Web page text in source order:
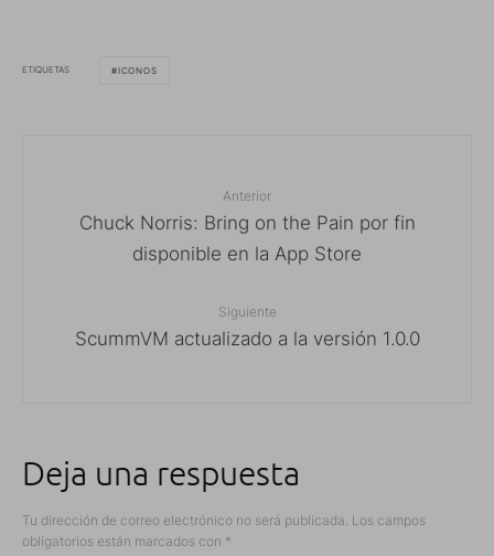
ETIQUETAS ICONOS
Anterior
Chuck Norris: Bring on the Pain por fin
disponible en la App Store
Siguiente
ScummVM actualizado a la versión 1.0.0
Deja una respuesta
Tu dirección de correo electrónico no será publicada. Los campos
obligatorios están marcados con *